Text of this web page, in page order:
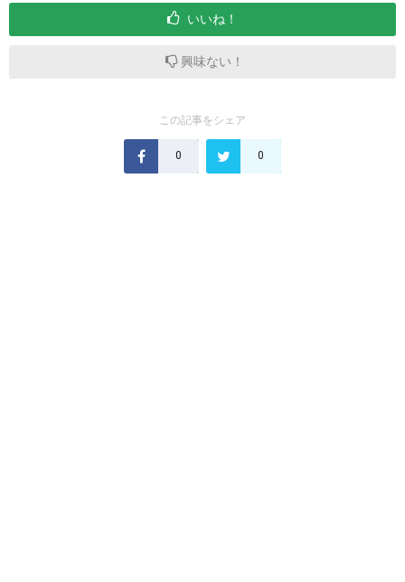
いいね！
興味ない！
この記事をシェア
0 0